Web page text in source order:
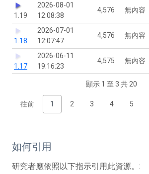
1.19
2026-08-01
12:08:38
4,576 無內容
1.18
2026-07-01
12:07:47
4,576 無內容
1.17
2026-06-11
19:16:23
4,575 無內容
顯示 1 至 3 共 20
往前 1 2 3 4 5
如何引用
研究者應依照以下指示引用此資源。: